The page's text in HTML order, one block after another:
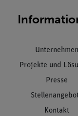
Unternehmen
Projekte und
Presse
Kontakt